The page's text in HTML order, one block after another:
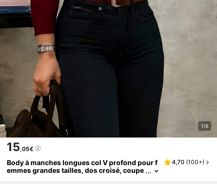
1/6
15,05€
Body à manches longues col V profond pour f
emmes grandes tailles, dos croisé, coupe
4,70 (100+)